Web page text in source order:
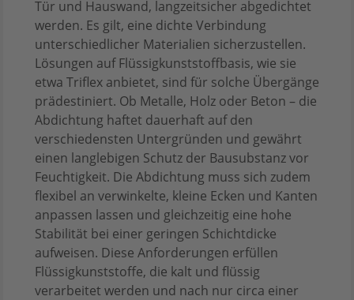
Tür und Hauswand, langzeitsicher abgedichtet
werden. Es gilt, eine dichte Verbindung
unterschiedlicher Materialien sicherzustellen.
Lösungen auf Flüssigkunststoffbasis, wie sie
etwa Triflex anbietet, sind für solche Übergänge
prädestiniert. Ob Metalle, Holz oder Beton – die
Abdichtung haftet dauerhaft auf den
verschiedensten Untergründen und gewährt
einen langlebigen Schutz der Bausubstanz vor
Feuchtigkeit. Die Abdichtung muss sich zudem
flexibel an verwinkelte, kleine Ecken und Kanten
anpassen lassen und gleichzeitig eine hohe
Stabilität bei einer geringen Schichtdicke
aufweisen. Diese Anforderungen erfüllen
Flüssigkunststoffe, die kalt und flüssig
verarbeitet werden und nach nur circa einer